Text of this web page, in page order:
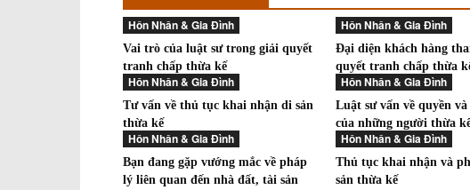
Hôn Nhân & Gia Đình
Vai trò của luật sư trong giải quyết
tranh chấp thừa kế
Hôn Nhân & Gia Đình
Đại diện khách hàng
quyết tranh chấp thừa
Hôn Nhân & Gia Đình
Tư vấn về thủ tục khai nhận di sản
thừa kế
Hôn Nhân & Gia Đình
Luật sư vấn về quyền
của những người thừa
Hôn Nhân & Gia Đình
Bạn đang gặp vướng mắc về pháp
lý liên quan đến nhà đất, tài sản
Hôn Nhân & Gia Đình
Thủ tục khai nhận và
sản thừa kế